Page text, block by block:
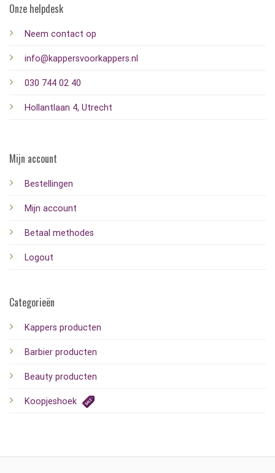
Onze helpdesk
Neem contact op
info@kappersvoorkappers.nl
030 744 02 40
Hollantlaan 4, Utrecht
Mijn account
Bestellingen
Mijn account
Betaal methodes
Logout
Categorieën
Kappers producten
Barbier producten
Beauty producten
Koopjeshoek